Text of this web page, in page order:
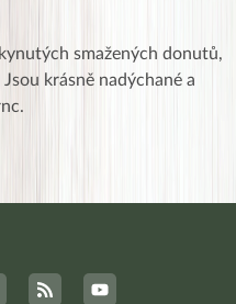
smažených donutů,
krásně nadýchané a